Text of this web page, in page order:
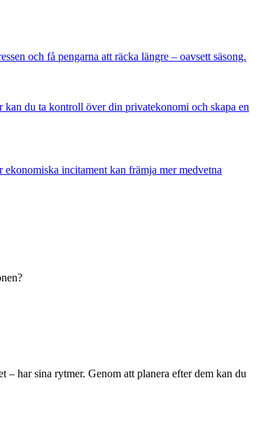
och få pengarna att räcka längre – oavsett säsong.
du ta kontroll över din privatekonomi och skapa en
incitament kan främja mer medvetna
– har sina rytmer. Genom att planera efter dem kan du